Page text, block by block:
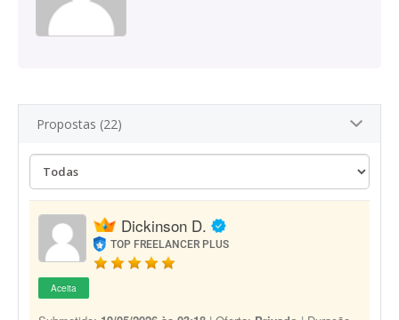
Propostas (22)
Dickinson D.
TOP FREELANCER PLUS
Aceita